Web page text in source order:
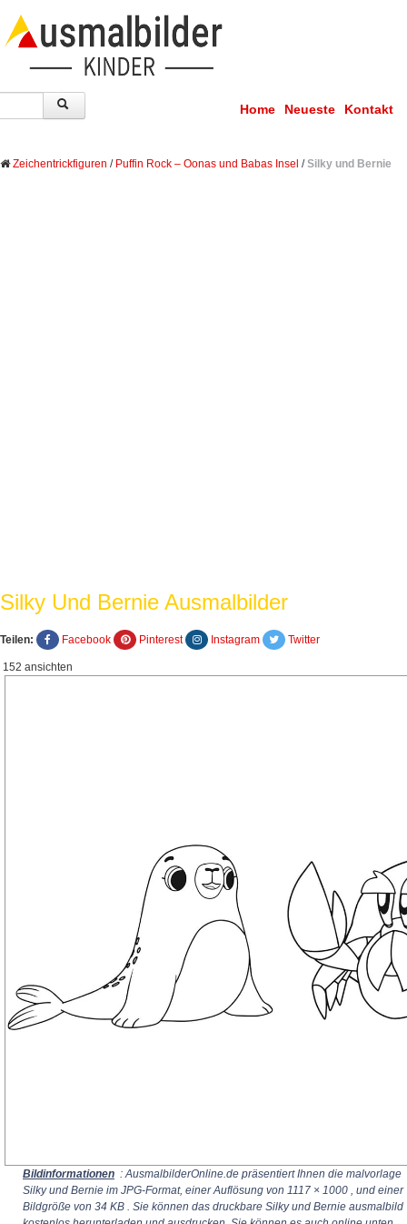
Home Neueste Kontakt
Zeichentrickfiguren / Puffin Rock – Oonas und Babas Insel /Silky und Bernie
Silky Und Bernie Ausmalbilder
Teilen: Facebook Pinterest Instagram Twitter
152 ansichten
Bildinformationen : AusmalbilderOnline.de präsentiert Ihnen die malvorlage
Silky und Bernie im JPG-Format, einer Auflösung von 1117 × 1000 , und einer
Bildgröße von 34 KB . Sie können das druckbare Silky und Bernie ausmalbild